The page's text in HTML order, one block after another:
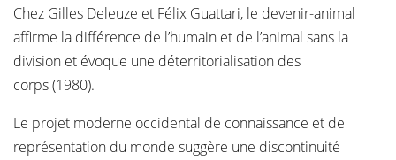
Chez Gilles Deleuze et Félix Guattari, le devenir-animal
affirme la différence de l’humain et de l’animal sans la
division et évoque une déterritorialisation des
corps (1980).
Le projet moderne occidental de connaissance et de
représentation du monde suggère une discontinuité